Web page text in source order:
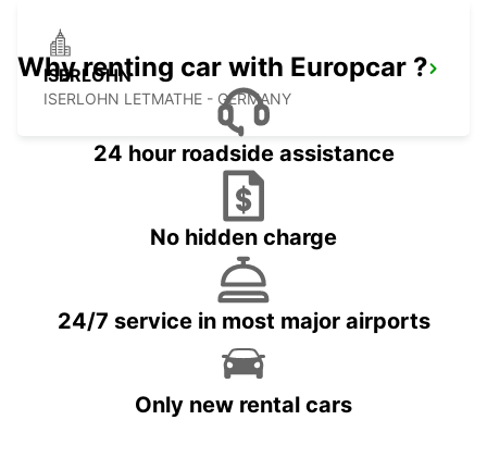
ISERLOHN
ISERLOHN LETMATHE - GERMANY
Why renting car with Europcar ?
24 hour roadside assistance
No hidden charge
24/7 service in most major airports
Only new rental cars